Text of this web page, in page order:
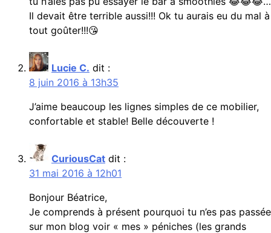
Il devait être terrible aussi!!! Ok tu aurais eu du mal à
tout goûter!!!😘
Lucie C. dit :
8 juin 2016 à 13h35
J’aime beaucoup les lignes simples de ce mobilier,
confortable et stable! Belle découverte !
CuriousCat dit :
31 mai 2016 à 12h01
Bonjour Béatrice,
Je comprends à présent pourquoi tu n’es pas passée
sur mon blog voir « mes » péniches (les grands